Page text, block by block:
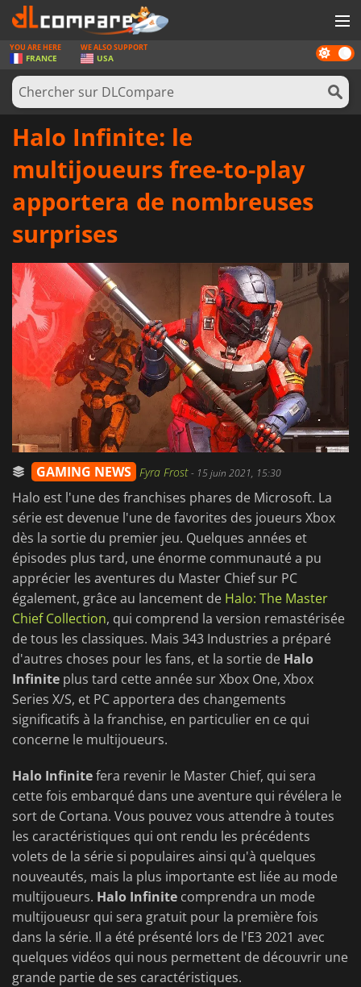
JEUX
CARTES PRÉPAYÉES
LOGICIELS
NEWS
SE CONNECTER OU S'INSCRIRE
Dark
mode
YOU ARE HERE
FRANCE
WE ALSO SUPPORT
USA
Halo Infinite: le
multijoueurs free-to-play
apportera de nombreuses
surprises
GAMING NEWS Fyra Frost- 15 juin 2021, 15:30
Halo est l'une des franchises phares de Microsoft. La
série est devenue l'une de favorites des joueurs Xbox
dès la sortie du premier jeu. Quelques années et
épisodes plus tard, une énorme communauté a pu
apprécier les aventures du Master Chief sur PC
également, grâce au lancement de Halo: The Master
Chief Collection, qui comprend la version remastérisée
de tous les classiques. Mais 343 Industries a préparé
d'autres choses pour les fans, et la sortie de Halo
Infinite plus tard cette année sur Xbox One, Xbox
Series X/S, et PC apportera des changements
significatifs à la franchise, en particulier en ce qui
concerne le multijoueurs.
Halo Infinitefera revenir le Master Chief, qui sera
cette fois embarqué dans une aventure qui révélera le
sort de Cortana. Vous pouvez vous attendre à toutes
les caractéristiques qui ont rendu les précédents
volets de la série si populaires ainsi qu'à quelques
nouveautés, mais la plus importante est liée au mode
multijoueurs. Halo Infinite comprendra un mode
multijoueusr qui sera gratuit pour la première fois
dans la série. Il a été présenté lors de l'E3 2021 avec
quelques vidéos qui nous permettent de découvrir une
grande partie de ses caractéristiques.